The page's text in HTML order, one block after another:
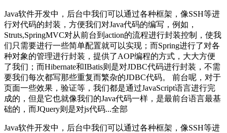
Java软件开发中，后台中我们可以通过各种框架，像SSH等进
行对代码的封装，方便我们对Java代码的编写，例如，
Struts,SpringMVC对从前台到action的流程进行封装控制，使我
们只需要进行一些简单配置就可以实现；而Spring进行了对各
种对象的管理进行封装，提供了AOP编程的方式，大大方便
了我们；而Hibernate和IBatis则是对JDBC代码进行封装，不需
要我们每次都写那些重复而繁杂的JDBC代码。 前台呢，对于
页面一些效果，验证等，我们都是通过JavaScript语言进行完
成的，但是它也就像我们的Java代码一样，是最前台语言最基
础的，而JQuery则是对js代码...全部
Java软件开发中，后台中我们可以通过各种框架，像SSH等进